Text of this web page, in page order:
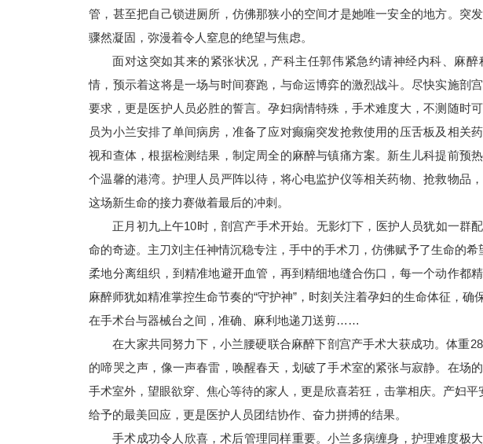
管，甚至把自己锁进厕所，仿佛那狭小的空间才是她唯一安全的地方。突
骤然凝固，弥漫着令人窒息的绝望与焦虑。
面对这突如其来的紧张状况，产科主任郭伟紧急约请神经内科、麻
情，预示着这将是一场与时间赛跑，与命运博弈的激烈战斗。尽快实施剖
要求，更是医护人员必胜的誓言。孕妇病情特殊，手术难度大，不测随时
员为小兰安排了单间病房，准备了应对癫痫突发抢救使用的压舌板及相关
视和查体，根据检测结果，制定周全的麻醉与镇痛方案。新生儿科提前预
个温馨的港湾。护理人员严阵以待，将心电监护仪等相关药物、抢救物品
这场新生命的接力赛做着最后的冲刺。
正月初九上午10时，剖宫产手术开始。无影灯下，医护人员犹如一群
命的奇迹。主刀刘主任神情沉稳专注，手中的手术刀，仿佛赋予了生命的希
柔地分离组织，到精准地避开血管，再到精细地缝合伤口，每一个动作都
麻醉师犹如精准掌控生命节奏的“守护神”，时刻关注着孕妇的生命体征，
在手术台与器械台之间，准确、麻利地递刀送剪……
在大家共同努力下，小兰腰硬联合麻醉下剖宫产手术大获成功。体重
的啼哭之声，像一声春雷，唤醒春天，划破了手术室的紧张与寂静。在场
手术室外，望眼欲穿、焦心等待的家人，更是欣喜若狂，击掌相庆。产妇
给予的最美回应，更是医护人员团结协作、奋力拼搏的结果。
手术成功令人欣喜，术后管理同样重要。小兰多病缠身，护理难度极